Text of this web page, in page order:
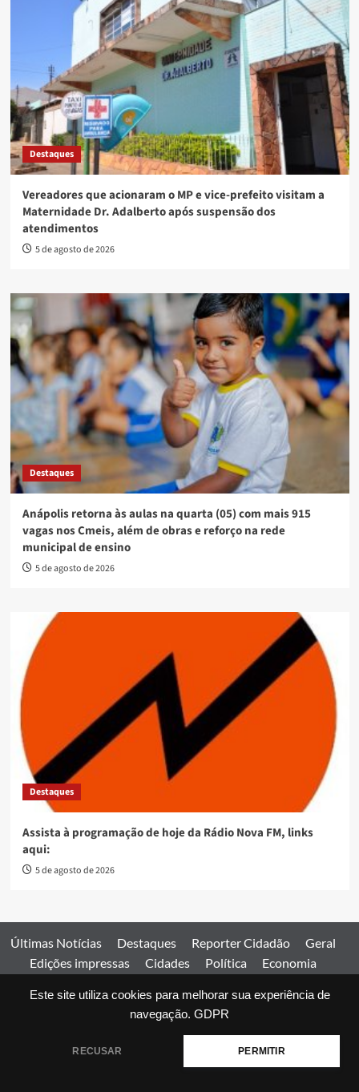
Este site utiliza cookies para melhorar sua experiência de
navegação. GDPR
RECUSAR PERMITIR
Destaques
Vereadores que acionaram o MP e vice-prefeito visitam a
Maternidade Dr. Adalberto após suspensão dos
atendimentos
5 de agosto de 2026
Destaques
Anápolis retorna às aulas na quarta (05) com mais 915
vagas nos Cmeis, além de obras e reforço na rede
municipal de ensino
5 de agosto de 2026
Destaques
Assista à programação de hoje da Rádio Nova FM, links
aqui:
5 de agosto de 2026
Últimas Notícias Destaques Reporter Cidadão
Geral
Edições impressas
Cidades Política
Economia
Comercial
Edições impressas Expediente Home
© 2026 Jornal Estado de Goiás. Todos os direitos reservados.
by AF themes.